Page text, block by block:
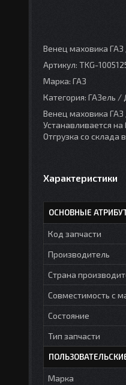
Венец маховика
Артикул: TKG-
Марка: ГАЗ
Категория: ГАЗель /
Венец маховика
Устанавливается
Отгрузка со склада
Характеристики
ОСНОВНЫЕ
Код запчасти
Производитель
Страна
Совместимость с
Состояние
Тип запчасти
Марка